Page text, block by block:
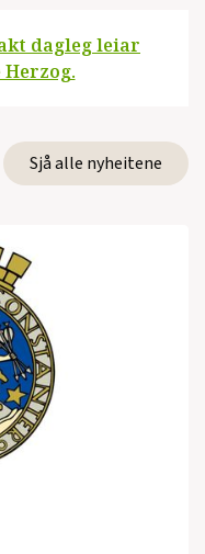
dagleg leiar
Sjå alle nyheitene